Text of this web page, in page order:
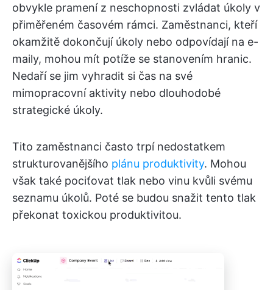
obvykle pramení z neschopnosti zvládat úkoly v
přiměřeném časovém rámci. Zaměstnanci, kteří
okamžitě dokončují úkoly nebo odpovídají na e-
maily, mohou mít potíže se stanovením hranic.
Nedaří se jim vyhradit si čas na své
mimopracovní aktivity nebo dlouhodobé
strategické úkoly.
Tito zaměstnanci často trpí nedostatkem
strukturovanějšího plánu produktivity. Mohou
však také pociťovat tlak nebo vinu kvůli svému
seznamu úkolů. Poté se budou snažit tento tlak
překonat toxickou produktivitou.